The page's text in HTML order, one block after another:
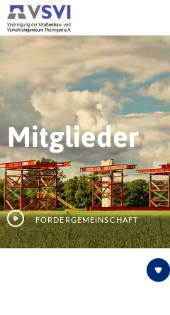
Mitglieder
Fördergemeinschaft